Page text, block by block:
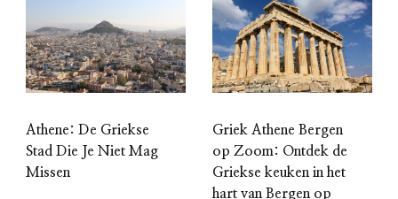
Athene: De Griekse
Stad Die Je Niet Mag
Missen
Griek Athene Bergen
op Zoom: Ontdek de
Griekse keuken in het
hart van Bergen op